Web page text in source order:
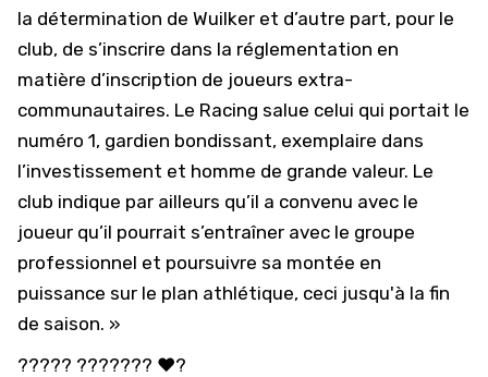
la détermination de Wuilker et d’autre part, pour le
club, de s’inscrire dans la réglementation en
matière d’inscription de joueurs extra-
communautaires. Le Racing salue celui qui portait le
numéro 1, gardien bondissant, exemplaire dans
l’investissement et homme de grande valeur. Le
club indique par ailleurs qu’il a convenu avec le
joueur qu’il pourrait s’entraîner avec le groupe
professionnel et poursuivre sa montée en
puissance sur le plan athlétique, ceci jusqu'à la fin
de saison. »
????? ??????? ❤️?